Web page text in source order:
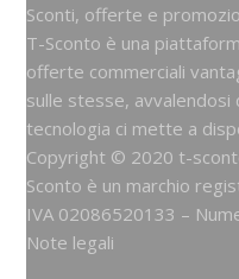
Sconti, offerte e
T-Sconto è una
offerte commerciali
sulle stesse, avvalendosi
tecnologia ci mette a
Copyright © 2020 t-
Sconto è un marchio
IVA 02086520133 –
Note legali